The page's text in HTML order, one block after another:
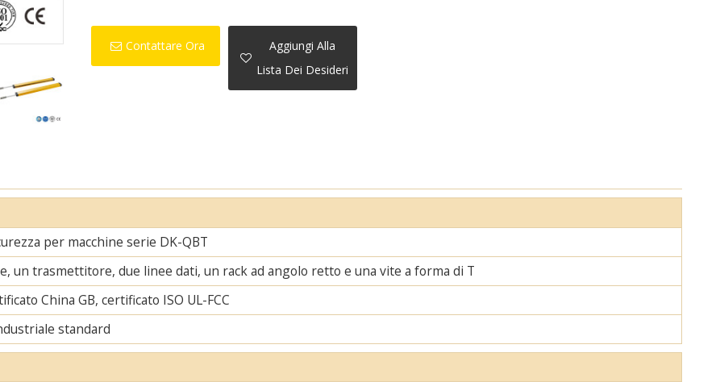
Contattare Ora
Aggiungi Alla
Lista Dei Desideri
per macchine serie DK-QBT
un trasmettitore, due linee dati, un rack ad angolo retto e una vite a forma di T
China GB, certificato ISO UL-FCC
standard